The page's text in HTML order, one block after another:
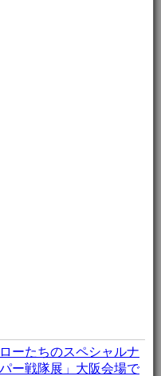
ーたちのスペシャルナ
ー戦隊展」大阪会場で